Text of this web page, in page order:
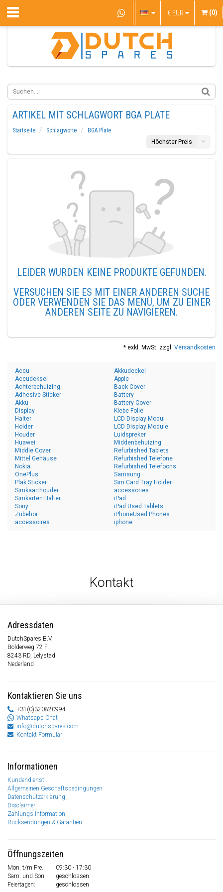
€ EUR (0)
ARTIKEL MIT SCHLAGWORT BGA PLATE
Startseite Schlagworte
BGA Plate
Höchster Preis
LEIDER WURDEN KEINE PRODUKTE GEFUNDEN.
VERSUCHEN SIE ES MIT EINER ANDEREN SUCHE
ODER VERWENDEN SIE DAS MENÜ, UM ZU EINER
ANDEREN SEITE ZU NAVIGIEREN.
* exkl. MwSt. zzgl. Versandkosten
Accu
Accudeksel
Achterbehuizing
Adhesive Sticker
Akku
Akkudeckel
Apple
Back Cover
Battery
Battery Cover
Display
Halter
Holder
Houder
Huawei
Klebe Folie
LCD Display Modul
LCD Display Module
Luidspreker
Middenbehuizing
Middle Cover
Mittel Gehäuse
Nokia
OnePlus
Plak Sticker
Refurbished Tablets
Refurbished Telefone
Refurbished Telefoons
Samsung
Sim Card Tray Holder
Simkaarthouder
Simkarten Halter
Sony
Zubehör
accessoires
accessories
iPad
iPad Used Tablets
iPhoneUsed Phones
iphone
Kontakt
Adressdaten
DutchSpares B.V.
Bolderweg 72 F
8243 RD, Lelystad
Nederland
Kontaktieren Sie uns
+31(0)320820994
Whatsapp Chat
info@dutchspares.com
Kontakt Formular
Informationen
Kundendienst
Allgemeinen Geschäftsbedingungen
Datenschutzerklärung
Disclaimer
Zahlungs Information
Rücksendungen & Garantien
Öffnungszeiten
Mon. t/m Fre.
09:30 - 17:30
Sam. und Son.
geschlossen
Feiertagen:
geschlossen